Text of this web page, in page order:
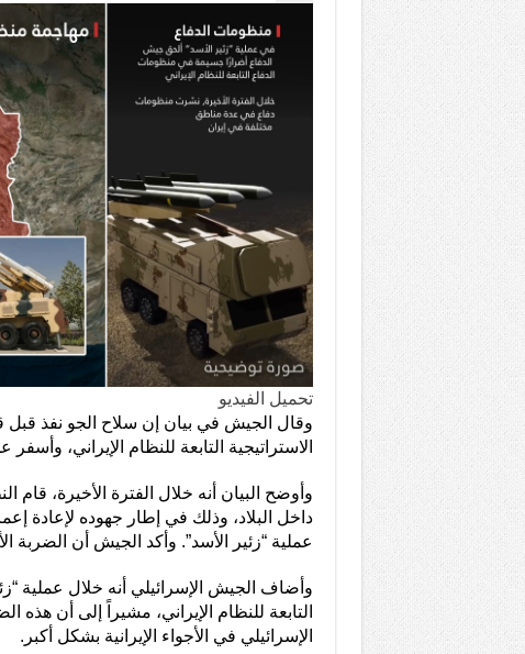
تحميل الفيديو
وقال الجيش في بيان إن سلاح الجو نفذ
الاستراتيجية التابعة للنظام الإيراني،
وأوضح البيان أنه خلال الفترة الأخيرة،
داخل البلاد، وذلك في إطار جهوده لإعادة
عملية “زئير الأسد”. وأكد الجيش أن
وأضاف الجيش الإسرائيلي أنه خلال عملية
التابعة للنظام الإيراني، مشيراً إلى أن
الإسرائيلي في الأجواء الإيرانية بشكل أكبر.